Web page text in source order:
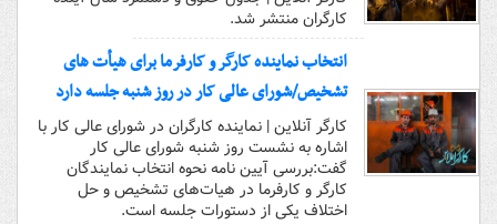
کارگران منتشر شد.
انتخاب نماینده کارگر و کارفرما برای هیأت های
تشخیص/شورای عالی کار در روز شنبه جلسه دارد
کارگر آنلاین | نماینده کارگران در شورای عالی کار با
اشاره به نشست روز شنبه شورای عالی کار
گفت:بررسی آیین نامه نحوه انتخاب نمایندگان
کارگر و کارفرما در هیات‌های تشخیص و حل
اختلاف یکی از دستورات جلسه است.